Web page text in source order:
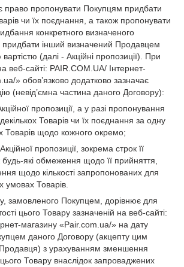
пропонувати Покупцям придбати
чи їх поєднання, а також пропонувати
конкретного визначеного
інший визначений Продавцем
(далі - Акційні пропозиції). При
веб-сайті: PAIR.COM.UA/ Інтернет-
» обов’язково додатково зазначає
(невід’ємна частина даного Договору):
пропозиції, а у разі пропонування
Товарів чи їх поєднання за одну
Товарів щодо кожного окремо;
пропозиції, зокрема строк її
які обмеження щодо її прийняття,
щодо кількості запропонованих для
умовах Товарів.
замовленого Покупцем, дорівнює для
цього Товару зазначеній на веб-сайті:
магазину «Pair.com.ua/» на дату
даного Договору (акцепту цим
з урахуванням зменшення
цього Товару внаслідок запроваджених